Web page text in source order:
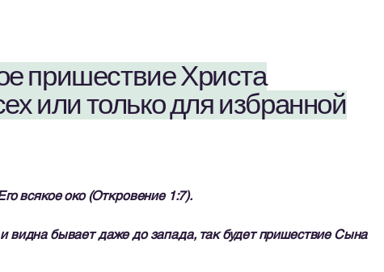
пришествие Христа
или только для избранной
всякое око (Откровение 1:7).
видна бывает даже до запада, так будет пришествие Сына